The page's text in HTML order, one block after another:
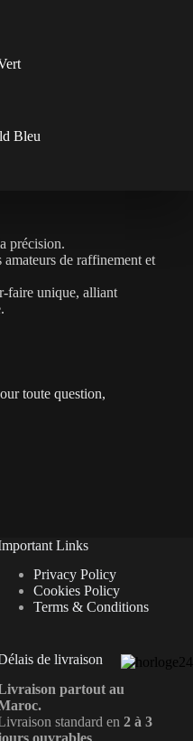
Bleu
précision.
de raffinement et
faire unique, alliant
toute question,
Links
Privacy Policy
Cookies Policy
Terms & Conditions
de livraison
partout au
standard en2 à 3